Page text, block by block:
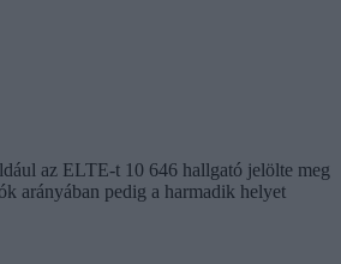
az ELTE-t 10 646 hallgató jelölte meg
arányában pedig a harmadik helyet